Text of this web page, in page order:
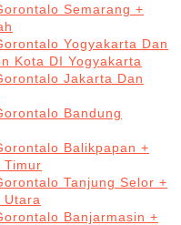
Semarang +
Yogyakarta Dan
Kota DI Yogyakarta
Jakarta Dan
Bandung
Balikpapan +
Timur
Tanjung Selor +
Utara
Banjarmasin +